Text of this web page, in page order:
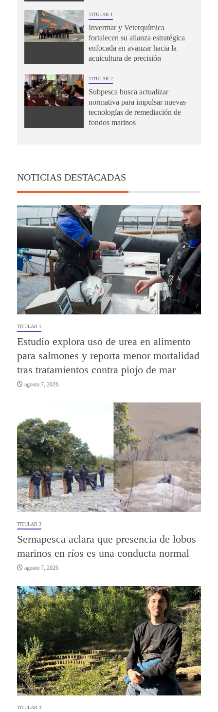
TITULAR 1
Invermar y Veterquímica
fortalecen su alianza estratégica
enfocada en avanzar hacia la
acuicultura de precisión
TITULAR 2
Subpesca busca actualizar
normativa para impulsar nuevas
tecnologías de remediación de
fondos marinos
NOTICIAS DESTACADAS
TITULAR 1
Estudio explora uso de urea en alimento
para salmones y reporta menor mortalidad
tras tratamientos contra piojo de mar
agosto 7, 2026
TITULAR 3
Sernapesca aclara que presencia de lobos
marinos en ríos es una conducta normal
agosto 7, 2026
TITULAR 3